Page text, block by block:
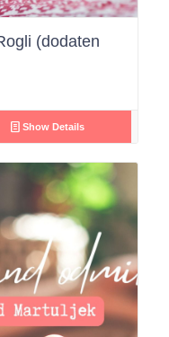
(dodaten
Show Details